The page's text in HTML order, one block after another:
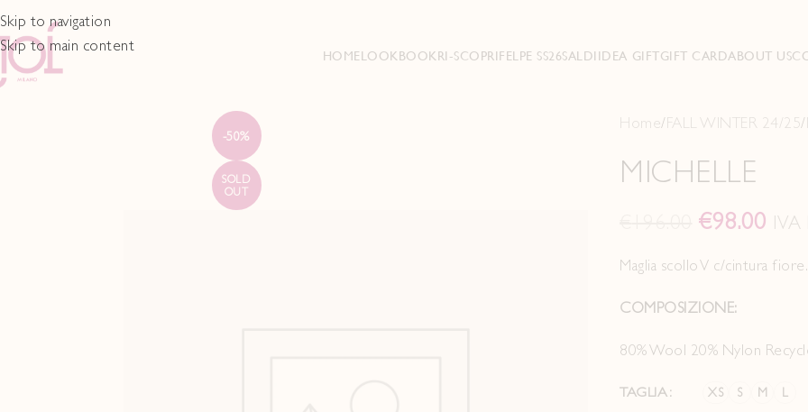
Skip to navigation
Skip to main content
HOMELOOKBOOKRI-SCOPRIFELPE SS26SALDI IDEA GIFTGIFT CARDABOUT US
-50%
SOLD
OUT
Home FALL WINTER 24/25
MICHELLE
€98.00 IVA
Maglia scollo V c/cintura fiore.
COMPOSIZIONE:
80% Wool 20% Nylon
TAGLIA XS S M